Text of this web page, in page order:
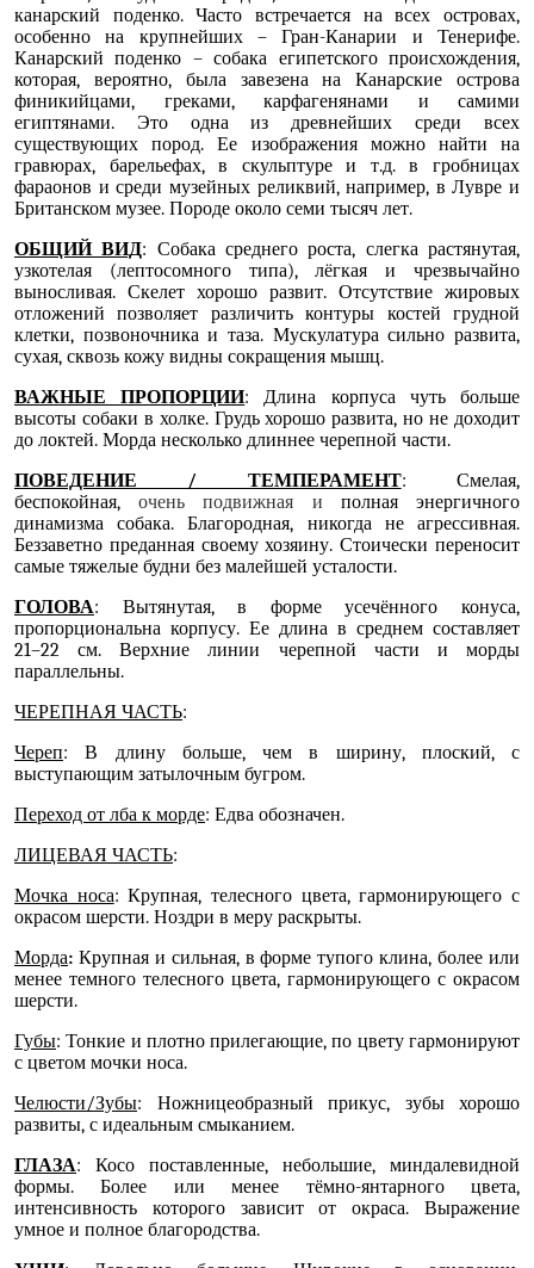
канарский поденко. Часто встречается на всех островах,
особенно на крупнейших – Гран-Канарии и Тенерифе.
Канарский поденко – собака египетского происхождения,
которая, вероятно, была завезена на Канарские острова
финикийцами, греками, карфагенянами и самими
египтянами. Это одна из древнейших среди всех
существующих пород. Ее изображения можно найти на
гравюрах, барельефах, в скульптуре и т.д. в гробницах
фараонов и среди музейных реликвий, например, в Лувре и
Британском музее. Породе около семи тысяч лет.
ОБЩИЙ ВИД: Собака среднего роста, слегка растянутая,
узкотелая (лептосомного типа), лёгкая и чрезвычайно
выносливая. Скелет хорошо развит. Отсутствие жировых
отложений позволяет различить контуры костей грудной
клетки, позвоночника и таза. Мускулатура сильно развита,
сухая, сквозь кожу видны сокращения мышц.
ВАЖНЫЕ ПРОПОРЦИИ: Длина корпуса чуть больше
высоты собаки в холке. Грудь хорошо развита, но не доходит
до локтей. Морда несколько длиннее черепной части.
ПОВЕДЕНИЕ / ТЕМПЕРАМЕНТ:Смелая,
беспокойная,очень подвижная и полная энергичного
динамизма собака. Благородная, никогда не агрессивная.
Беззаветно преданная своему хозяину. Стоически переносит
самые тяжелые будни без малейшей усталости.
ГОЛОВА: Вытянутая, в форме усечённого конуса,
пропорциональна корпусу. Ее длина в среднем составляет
21–22 см. Верхние линии черепной части и морды
параллельны.
ЧЕРЕПНАЯ ЧАСТЬ:
Череп: В длину больше, чем в ширину, плоский, с
выступающим затылочным бугром.
Переход от лба к морде: Едва обозначен.
ЛИЦЕВАЯ ЧАСТЬ:
Мочка носа: Крупная, телесного цвета, гармонирующего с
окрасом шерсти. Ноздри в меру раскрыты.
Морда: Крупная и сильная, в форме тупого клина, более или
менее темного телесного цвета, гармонирующего с окрасом
шерсти.
Губы: Тонкие и плотно прилегающие, по цвету гармонируют
с цветом мочки носа.
Челюсти/Зубы: Ножницеобразный прикус, зубы хорошо
развиты, с идеальным смыканием.
ГЛАЗА: Косо поставленные, небольшие, миндалевидной
формы. Более или менее тёмно-янтарного цвета,
интенсивность которого зависит от окраса. Выражение
умное и полное благородства.